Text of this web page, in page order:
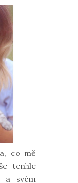
co mě
tenhle
a svém